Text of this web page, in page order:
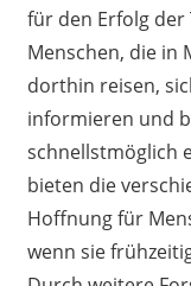
für den Erfolg
Menschen, die in
dorthin reisen,
informieren und
schnellstmöglich
bieten die
Hoffnung für
wenn sie